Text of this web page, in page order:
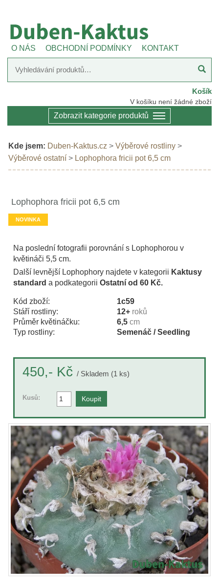
O NÁS OBCHODNÍ PODMÍNKY KONTAKT
Košík
V košíku není žádné zboží
Zobrazit kategorie produktů
Kde jsem: Duben-Kaktus.cz > Výběrové rostliny >
Výběrové ostatní > Lophophora fricii pot 6,5 cm
Lophophora fricii pot 6,5 cm
NOVINKA
Na poslední fotografii porovnání s Lophophorou v
květináči 5,5 cm.
Další levnější Lophophory najdete v kategorii Kaktusy
standard a podkategorii Ostatní od 60 Kč.
Kód zboží:
1c59
Stáří rostliny:
12+ roků
Průměr květináčku:
6,5 cm
Typ rostliny:
Semenáč / Seedling
450,- Kč / Skladem (1 ks)
Kusů: